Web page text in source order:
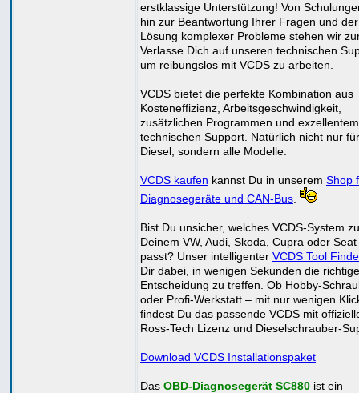
erstklassige Unterstützung! Von
hin zur Beantwortung Ihrer Fragen und der
Lösung komplexer Probleme stehen wir
Verlasse Dich auf unseren technischen
um reibungslos mit VCDS zu arbeiten.
VCDS bietet die perfekte Kombination aus
Kosteneffizienz, Arbeitsgeschwindigkeit,
zusätzlichen Programmen und exzellentem
technischen Support. Natürlich nicht nur für
Diesel, sondern alle Modelle.
VCDS kaufen kannst Du in unserem Shop
Diagnosegeräte und CAN-Bus
Bist Du unsicher, welches VCDS-System zu
Deinem VW, Audi, Skoda, Cupra oder Seat
passt? Unser intelligenter VCDS Tool
Dir dabei, in wenigen Sekunden die richtige
Entscheidung zu treffen. Ob Hobby-
oder Profi-Werkstatt – mit nur wenigen
findest Du das passende VCDS mit
Ross-Tech Lizenz und Dieselschrauber-
Download VCDS Installationspaket
Das OBD-Diagnosegerät SC880 ist ein